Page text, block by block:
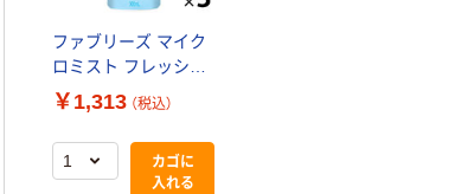
ファブリーズ マイク
ロミスト フレッシュ
シトラス 詰替 1セッ
ト（3個） 消臭剤 P&G
￥1,313 （税込）
カゴに
入れる